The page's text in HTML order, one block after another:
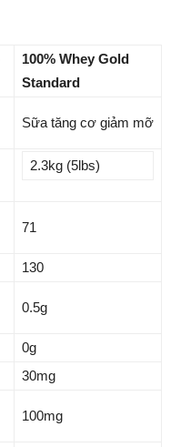
100% Whey Gold
Standard
Sữa tăng cơ giảm mỡ
2.3kg (5lbs)
71
130
0.5g
0g
30mg
100mg